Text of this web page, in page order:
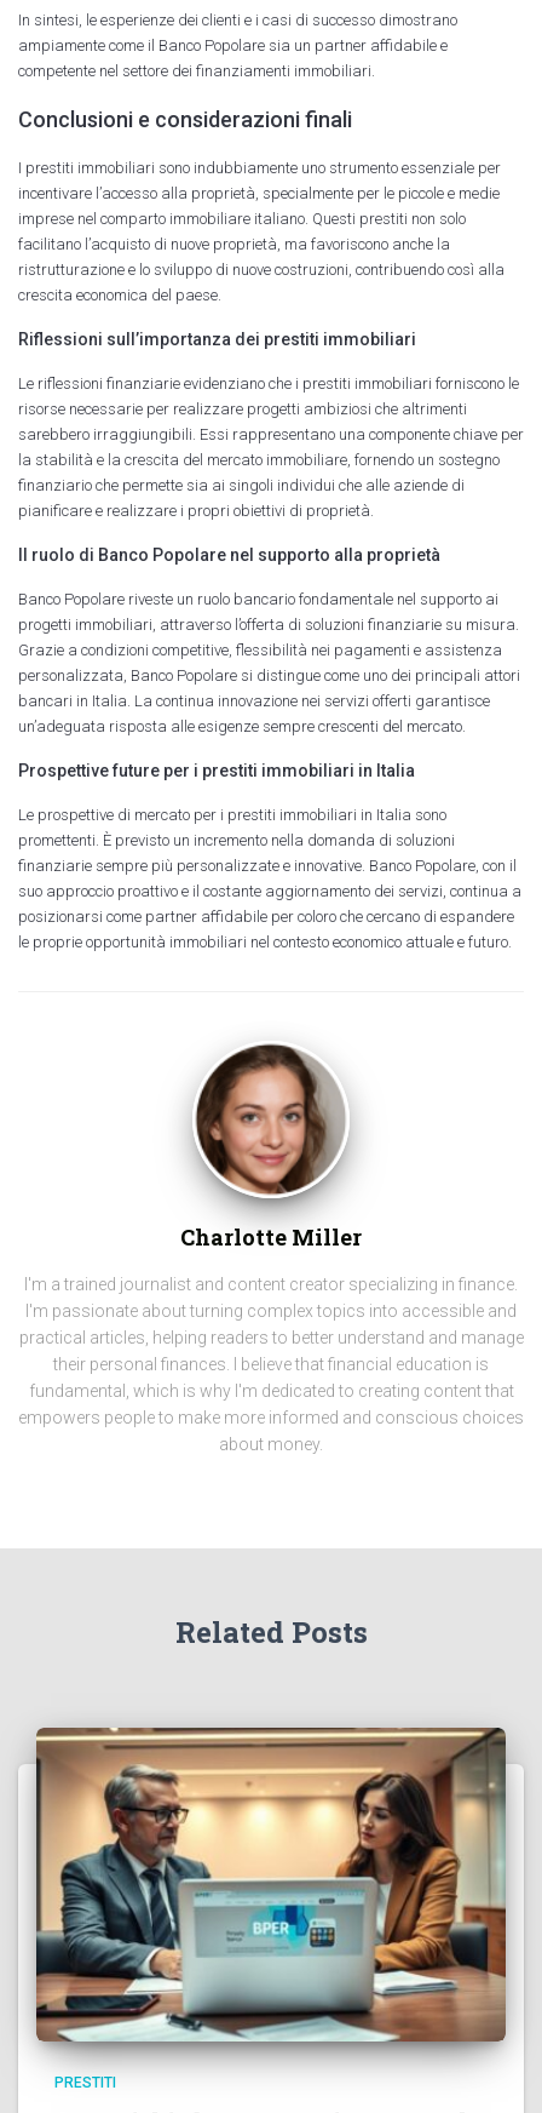
In sintesi, le esperienze dei clienti e i casi di successo dimostrano
ampiamente come il Banco Popolare sia un partner affidabile e
competente nel settore dei finanziamenti immobiliari.
Conclusioni e considerazioni finali
I prestiti immobiliari sono indubbiamente uno strumento essenziale per
incentivare l’accesso alla proprietà, specialmente per le piccole e medie
imprese nel comparto immobiliare italiano. Questi prestiti non solo
facilitano l’acquisto di nuove proprietà, ma favoriscono anche la
ristrutturazione e lo sviluppo di nuove costruzioni, contribuendo così alla
crescita economica del paese.
Riflessioni sull’importanza dei prestiti immobiliari
Le riflessioni finanziarie evidenziano che i prestiti immobiliari forniscono le
risorse necessarie per realizzare progetti ambiziosi che altrimenti
sarebbero irraggiungibili. Essi rappresentano una componente chiave per
la stabilità e la crescita del mercato immobiliare, fornendo un sostegno
finanziario che permette sia ai singoli individui che alle aziende di
pianificare e realizzare i propri obiettivi di proprietà.
Il ruolo di Banco Popolare nel supporto alla proprietà
Banco Popolare riveste un ruolo bancario fondamentale nel supporto ai
progetti immobiliari, attraverso l’offerta di soluzioni finanziarie su misura.
Grazie a condizioni competitive, flessibilità nei pagamenti e assistenza
personalizzata, Banco Popolare si distingue come uno dei principali attori
bancari in Italia. La continua innovazione nei servizi offerti garantisce
un’adeguata risposta alle esigenze sempre crescenti del mercato.
Prospettive future per i prestiti immobiliari in Italia
Le prospettive di mercato per i prestiti immobiliari in Italia sono
promettenti. È previsto un incremento nella domanda di soluzioni
finanziarie sempre più personalizzate e innovative. Banco Popolare, con il
suo approccio proattivo e il costante aggiornamento dei servizi, continua a
posizionarsi come partner affidabile per coloro che cercano di espandere
le proprie opportunità immobiliari nel contesto economico attuale e futuro.
Charlotte Miller
I'm a trained journalist and content creator specializing in finance.
I'm passionate about turning complex topics into accessible and
practical articles, helping readers to better understand and manage
their personal finances. I believe that financial education is
fundamental, which is why I'm dedicated to creating content that
empowers people to make more informed and conscious choices
about money.
Related Posts
PRESTITI